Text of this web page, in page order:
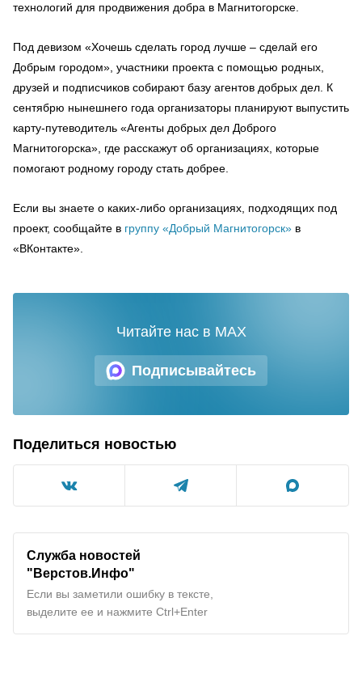
технологий для продвижения добра в Магнитогорске.
Под девизом «Хочешь сделать город лучше – сделай его
Добрым городом», участники проекта с помощью родных,
друзей и подписчиков собирают базу агентов добрых дел. К
сентябрю нынешнего года организаторы планируют выпустить
карту-путеводитель «Агенты добрых дел Доброго
Магнитогорска», где расскажут об организациях, которые
помогают родному городу стать добрее.
Если вы знаете о каких-либо организациях, подходящих под
проект, сообщайте в группу «Добрый Магнитогорск» в
«ВКонтакте».
Подписывайтесь
Читайте нас в MAX
Поделиться новостью
Служба новостей
"Верстов.Инфо"
Если вы заметили ошибку в тексте,
выделите ее и нажмите Ctrl+Enter